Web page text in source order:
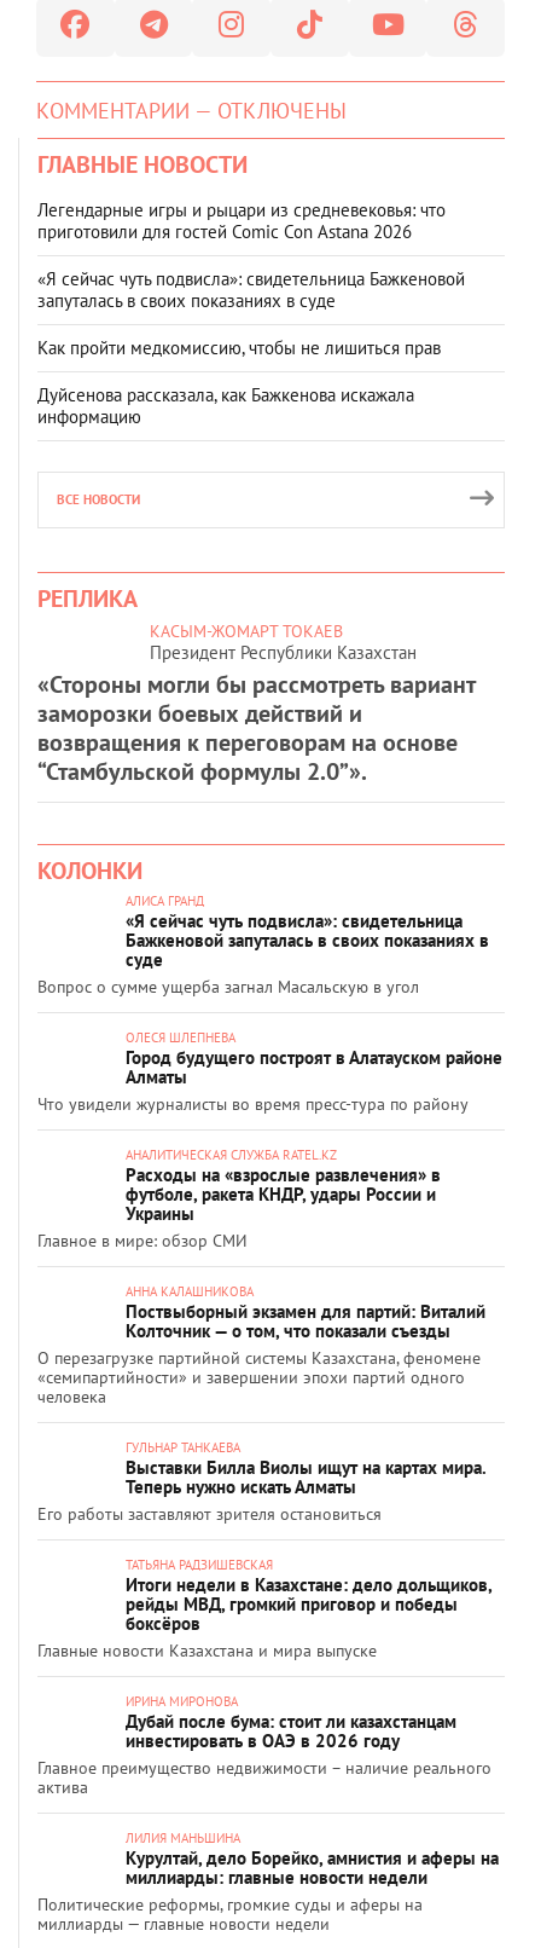
КОММЕНТАРИИ — ОТКЛЮЧЕНЫ
ГЛАВНЫЕ НОВОСТИ
Легендарные игры и рыцари из средневековья: что
приготовили для гостей Comic Con Astana 2026
«Я сейчас чуть подвисла»: свидетельница Бажкеновой
запуталась в своих показаниях в суде
Как пройти медкомиссию, чтобы не лишиться прав
Дуйсенова рассказала, как Бажкенова искажала
информацию
ВСЕ НОВОСТИ
РЕПЛИКА
КАСЫМ-ЖОМАРТ ТОКАЕВ
Президент Республики Казахстан
«Стороны могли бы рассмотреть вариант
заморозки боевых действий и
возвращения к переговорам на основе
“Стамбульской формулы 2.0”».
КОЛОНКИ
АЛИСА ГРАНД
«Я сейчас чуть подвисла»: свидетельница
Бажкеновой запуталась в своих показаниях в
суде
Вопрос о сумме ущерба загнал Масальскую в угол
ОЛЕСЯ ШЛЕПНЕВА
Город будущего построят в Алатауском районе
Алматы
Что увидели журналисты во время пресс-тура по району
АНАЛИТИЧЕСКАЯ СЛУЖБА RATEL.KZ
Расходы на «взрослые развлечения» в
футболе, ракета КНДР, удары России и
Украины
Главное в мире: обзор СМИ
АННА КАЛАШНИКОВА
Поствыборный экзамен для партий: Виталий
Колточник — о том, что показали съезды
О перезагрузке партийной системы Казахстана, феномене
«семипартийности» и завершении эпохи партий одного
человека
ГУЛЬНАР ТАНКАЕВА
Выставки Билла Виолы ищут на картах мира.
Теперь нужно искать Алматы
Его работы заставляют зрителя остановиться
ТАТЬЯНА РАДЗИШЕВСКАЯ
Итоги недели в Казахстане: дело дольщиков,
рейды МВД, громкий приговор и победы
боксёров
Главные новости Казахстана и мира выпуске
ИРИНА МИРОНОВА
Дубай после бума: стоит ли казахстанцам
инвестировать в ОАЭ в 2026 году
Главное преимущество недвижимости – наличие реального
актива
ЛИЛИЯ МАНЬШИНА
Курултай, дело Борейко, амнистия и аферы на
миллиарды: главные новости недели
Политические реформы, громкие суды и аферы на
миллиарды — главные новости недели